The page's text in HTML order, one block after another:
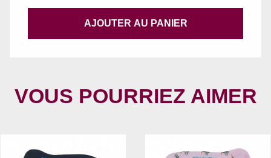
AJOUTER AU PANIER
VOUS POURRIEZ AIMER